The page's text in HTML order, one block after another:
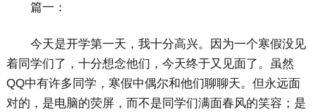
篇一：
今天是开学第一天，我十分高兴。因为一个寒假没见
着同学们了，十分想念他们，今天终于又见面了。虽然
QQ中有许多同学，寒假中偶尔和他们聊聊天。但永远面
对的，是电脑的荧屏，而不是同学们满面春风的笑容；是